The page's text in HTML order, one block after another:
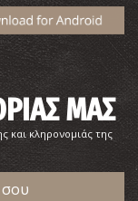
- Nεάπολη
~7.9Km
ΜΑΣ
και κληρονομιάς της
σου